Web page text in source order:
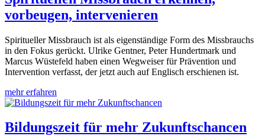
vorbeugen, intervenieren
Spiritueller Missbrauch ist als eigenständige Form des Missbrauchs
in den Fokus gerückt. Ulrike Gentner, Peter Hundertmark und
Marcus Wüstefeld haben einen Wegweiser für Prävention und
Intervention verfasst, der jetzt auch auf Englisch erschienen ist.
mehr erfahren
Bildungszeit für mehr Zukunftschancen